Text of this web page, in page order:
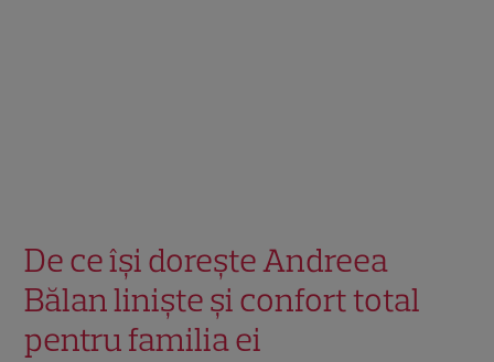
De ce își dorește Andreea
Bălan liniște și confort total
pentru familia ei